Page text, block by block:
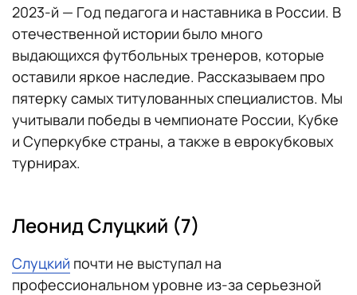
2023-й — Год педагога и наставника в России. В
отечественной истории было много
выдающихся футбольных тренеров, которые
оставили яркое наследие. Рассказываем про
пятерку самых титулованных специалистов. Мы
учитывали победы в чемпионате России, Кубке
и Суперкубке страны, а также в еврокубковых
турнирах.
Леонид Слуцкий (7)
Слуцкий почти не выступал на
профессиональном уровне из-за серьезной